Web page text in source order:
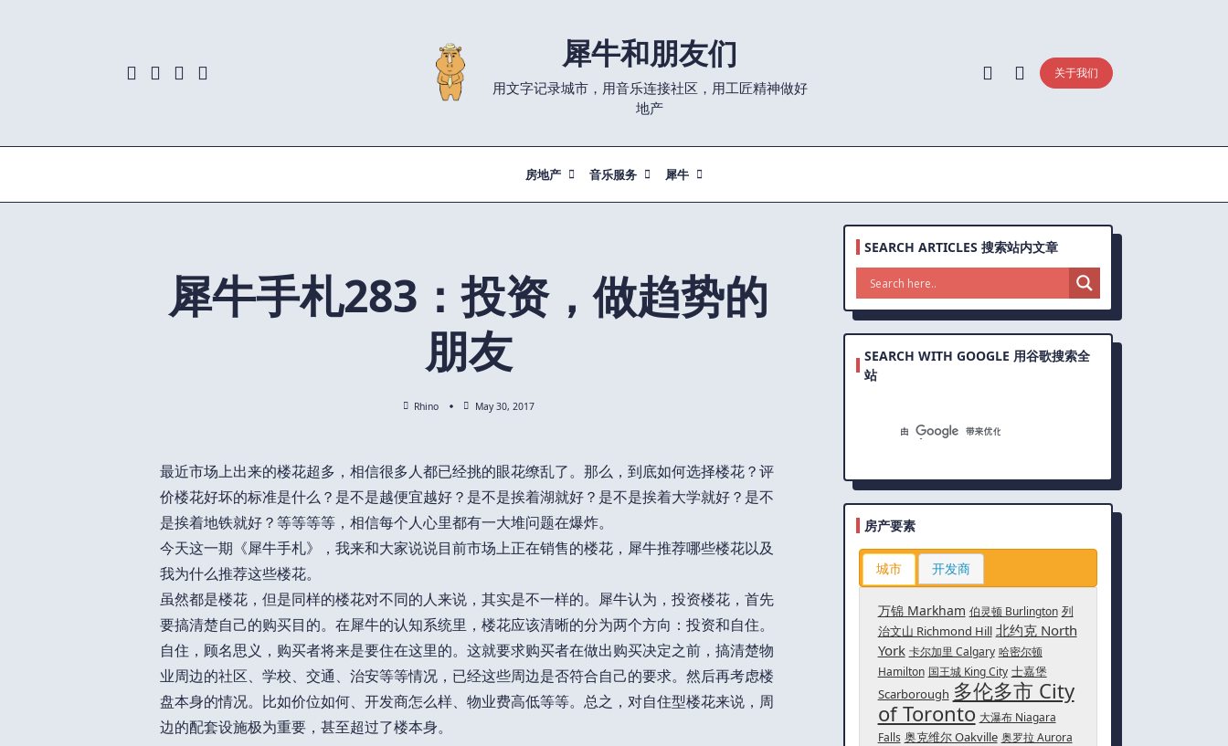
犀牛和朋友们
用文字记录城市，用音乐连接社区，用工匠精神做好
地产
关于我们
房地产 音乐服务 犀牛
犀牛手札283：投资，做趋势的
朋友
Rhino May 30, 2017
最近市场上出来的楼花超多，相信很多人都已经挑的眼花缭乱了。那么，到底如何选择楼花？评
价楼花好坏的标准是什么？是不是越便宜越好？是不是挨着湖就好？是不是挨着大学就好？是不
是挨着地铁就好？等等等等，相信每个人心里都有一大堆问题在爆炸。
今天这一期《犀牛手札》，我来和大家说说目前市场上正在销售的楼花，犀牛推荐哪些楼花以及
我为什么推荐这些楼花。
虽然都是楼花，但是同样的楼花对不同的人来说，其实是不一样的。犀牛认为，投资楼花，首先
要搞清楚自己的购买目的。在犀牛的认知系统里，楼花应该清晰的分为两个方向：投资和自住。
自住，顾名思义，购买者将来是要住在这里的。这就要求购买者在做出购买决定之前，搞清楚物
业周边的社区、学校、交通、治安等等情况，已经这些周边是否符合自己的要求。然后再考虑楼
盘本身的情况。比如价位如何、开发商怎么样、物业费高低等等。总之，对自住型楼花来说，周
边的配套设施极为重要，甚至超过了楼本身。
SEARCH ARTICLES 搜索站内文章
SEARCH WITH GOOGLE 用谷歌搜索全
站
房产要素
城市 开发商
万锦 Markham 伯灵顿 Burlington 列
治文山 Richmond Hill 北约克 North
York 卡尔加里 Calgary 哈密尔顿
Hamilton 国王城 King City 士嘉堡
Scarborough 多伦多市 City
of Toronto 大瀑布 Niagara
Falls 奥克维尔 Oakville 奥罗拉 Aurora